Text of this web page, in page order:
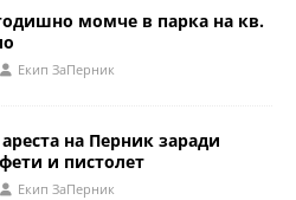
момче в парка на кв.
Eкип ЗаПерник
на Перник заради
и пистолет
Eкип ЗаПерник